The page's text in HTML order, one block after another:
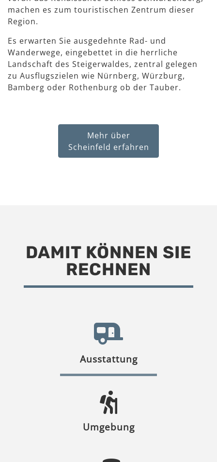
machen es zum touristischen Zentrum dieser
Region.
Es erwarten Sie ausgedehnte Rad- und
Wanderwege, eingebettet in die herrliche
Landschaft des Steigerwaldes, zentral gelegen
zu Ausflugszielen wie Nürnberg, Würzburg,
Bamberg oder Rothenburg ob der Tauber.
Mehr über
Scheinfeld erfahren
DAMIT KÖNNEN SIE
RECHNEN
Ausstattung
Umgebung